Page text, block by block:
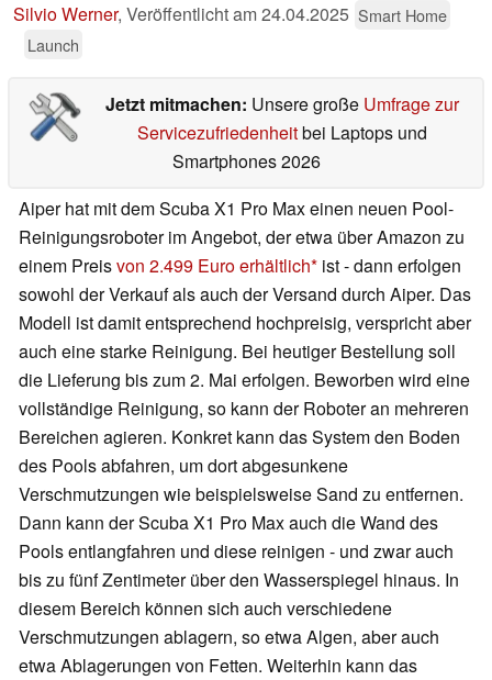
Silvio Werner, Veröffentlicht am24.04.2025 Smart Home
Launch
Jetzt mitmachen: Unsere große Umfrage zur
Servicezufriedenheitbei Laptops und
Smartphones 2026
Aiper hat mit dem Scuba X1 Pro Max einen neuen Pool-
Reinigungsroboter im Angebot, der etwa über Amazon zu
einem Preisvon 2.499 Euro erhältlich ist - dann erfolgen
sowohl der Verkauf als auch der Versand durch Aiper. Das
Modell ist damit entsprechend hochpreisig, verspricht aber
auch eine starke Reinigung. Bei heutiger Bestellung soll
die Lieferung bis zum 2. Mai erfolgen. Beworben wird eine
vollständige Reinigung, so kann der Roboter an mehreren
Bereichen agieren. Konkret kann das System den Boden
des Pools abfahren, um dort abgesunkene
Verschmutzungen wie beispielsweise Sand zu entfernen.
Dann kann der Scuba X1 Pro Max auch die Wand des
Pools entlangfahren und diese reinigen - und zwar auch
bis zu fünf Zentimeter über den Wasserspiegel hinaus. In
diesem Bereich können sich auch verschiedene
Verschmutzungen ablagern, so etwa Algen, aber auch
etwa Ablagerungen von Fetten. Weiterhin kann das